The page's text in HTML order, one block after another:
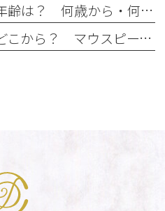
ホワイトニングの対象年齢は？ 何歳から・何歳でもできるの？
出っ歯（上顎前突）はどこから？ マウスピース矯正で治せる出っ歯とは？